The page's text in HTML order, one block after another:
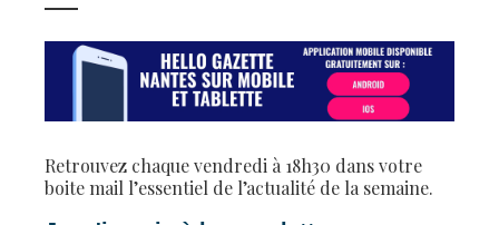
Retrouvez chaque vendredi à 18h30 dans votre
boite mail l’essentiel de l’actualité de la semaine.